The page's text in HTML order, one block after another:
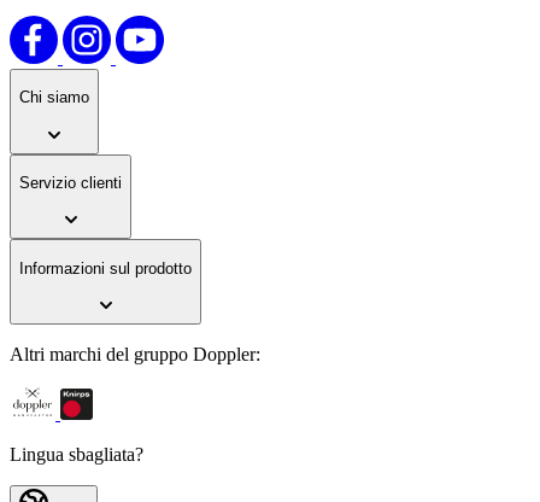
Chi siamo
Servizio clienti
Informazioni sul prodotto
Altri marchi del gruppo Doppler:
Lingua sbagliata?